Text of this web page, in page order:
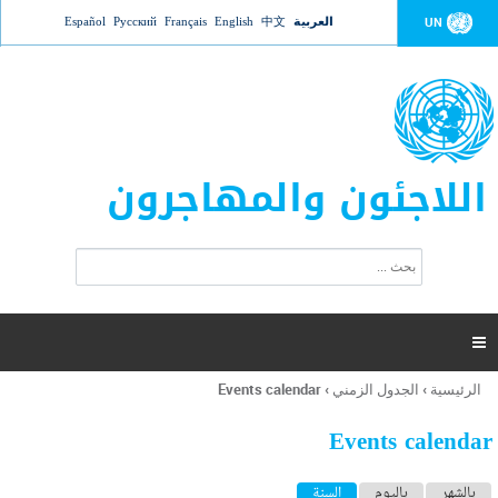
Jump to navigation UN العربية 中文
English
Français
Русский
Español
اللاجئون والمهاجرون
ت
ر
ل
ح
ب

أنت
هنا
الرئيسية › الجدول الزمني ›
Events calendar
Events calendar